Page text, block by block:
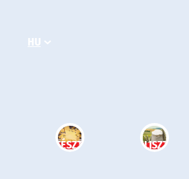
tartalomhoz
HU
TÉSZTA LISZT